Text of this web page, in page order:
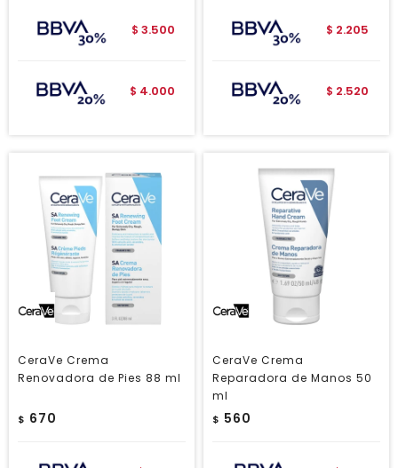
$ 3.500
$ 4.000
$ 2.205
$ 2.520
CeraVe Crema
Renovadora de Pies 88 ml
$ 670
CeraVe Crema
Reparadora de Manos 50
ml
$ 560